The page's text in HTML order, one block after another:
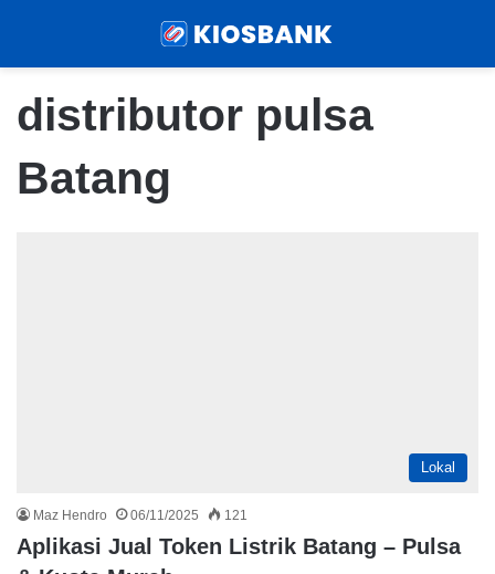
distributor pulsa
Batang
Lokal
Maz Hendro 06/11/2025 121
Aplikasi Jual Token Listrik Batang – Pulsa